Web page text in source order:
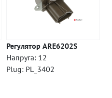
Регулятор ARE6202S
Напруга: 12
Plug: PL_3402